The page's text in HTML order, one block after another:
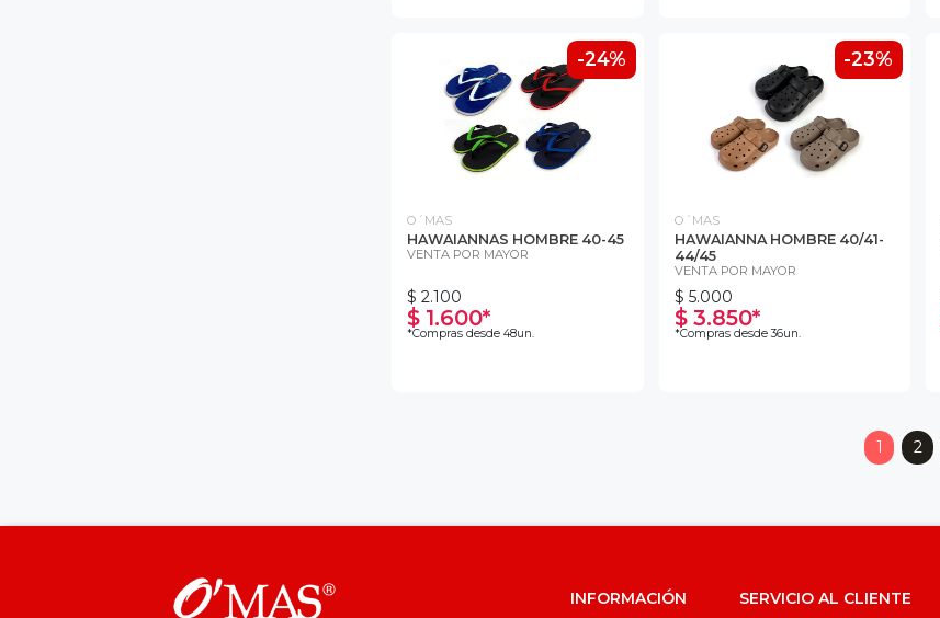
-24%
O´MAS
HAWAIANNAS HOMBRE 40-45
VENTA POR MAYOR
$ 2.100
$ 1.600*
*Compras desde 48un.
-23%
O´MAS
HAWAIANNA HOMBRE 40/41-
44/45
VENTA POR MAYOR
$ 5.000
$ 3.850*
*Compras desde 36un.
1 2
INFORMACIÓN SERVICIO AL CLIENTE